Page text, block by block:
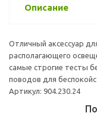
Описание
Отличный аксессуар
располагающего
самые строгие тесты
поводов для
Артикул: 904.230.24